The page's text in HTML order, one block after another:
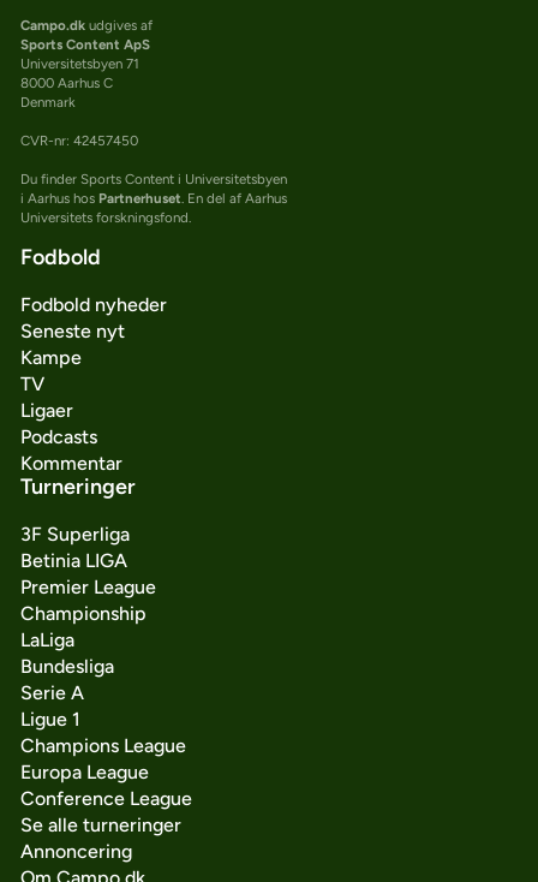
Campo.dkudgives af
Sports Content ApS
Universitetsbyen 71
8000 Aarhus C
Denmark
CVR-nr: 42457450
Du finder Sports Content i Universitetsbyen
i Aarhus hos Partnerhuset. En del af Aarhus
Universitets forskningsfond.
Fodbold
Fodbold nyheder
Seneste nyt
Kampe
TV
Ligaer
Podcasts
Kommentar
Turneringer
3F Superliga
Betinia LIGA
Premier League
Championship
LaLiga
Bundesliga
Serie A
Ligue 1
Champions League
Europa League
Conference League
Se alle turneringer
Annoncering